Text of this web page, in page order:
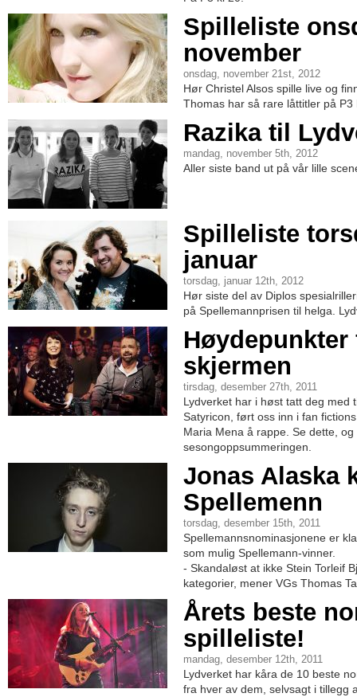
Spilleliste
november
onsdag, november 21st, 2012
Hør Christel Alsos spille live og
Thomas har så rare låttitler på P3
Razika til
mandag, november 5th, 2012
Aller siste band ut på vår lille
Spilleliste
januar
torsdag, januar 12th, 2012
Hør siste del av Diplos
på Spellemannprisen til helga.
Høydepunkter
skjermen
tirsdag, desember 27th, 2011
Lydverket har i høst tatt deg med
Satyricon, ført oss inn i fan
Maria Mena å rappe. Se dette, og
sesongoppsummeringen.
Jonas Alaska
Spellemenn
torsdag, desember 15th, 2011
Spellemannsnominasjonene er
som mulig Spellemann-vinner.
- Skandaløst at ikke Stein Torleif
kategorier, mener VGs Thomas
Årets beste
spilleliste!
mandag, desember 12th, 2011
Lydverket har kåra de 10 beste
fra hver av dem, selvsagt i tillegg